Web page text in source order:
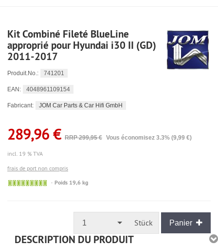
Kit Combiné Fileté BlueLine
approprié pour Hyundai i30 II (GD)
2011-2017
Produit.No.: 741201
EAN: 4048961109154
Fabricant: JOM Car Parts & Car Hifi GmbH
289,96 € RRP 299,95 € Vous économisez 3.3% (9,99 €)
incl. 19 % TVA
frais de port non compris
🟢 Poids 19,6 kg
1 Stück Panier
DESCRIPTION DU PRODUIT